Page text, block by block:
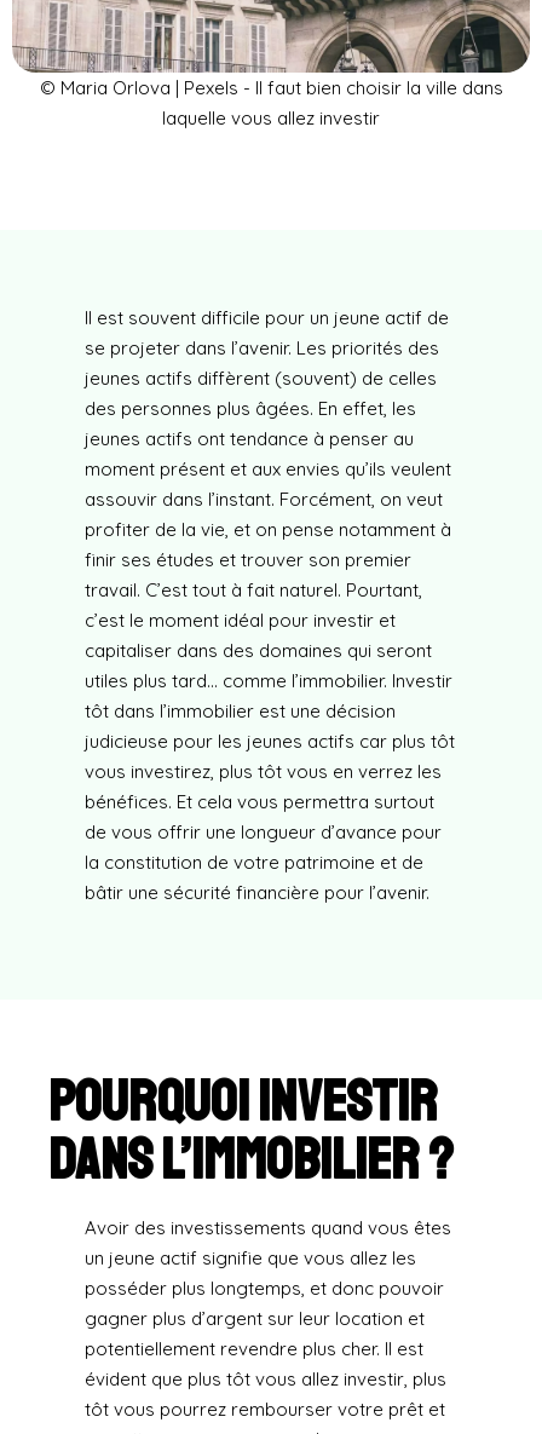
© Maria Orlova | Pexels - Il faut bien choisir la ville dans
laquelle vous allez investir
Il est souvent difficile pour un jeune actif de
se projeter dans l’avenir. Les priorités des
jeunes actifs diffèrent (souvent) de celles
des personnes plus âgées. En effet, les
jeunes actifs ont tendance à penser au
moment présent et aux envies qu’ils veulent
assouvir dans l’instant. Forcément, on veut
profiter de la vie, et on pense notamment à
finir ses études et trouver son premier
travail. C’est tout à fait naturel. Pourtant,
c’est le moment idéal pour investir et
capitaliser dans des domaines qui seront
utiles plus tard… comme l’immobilier. Investir
tôt dans l’immobilier est une décision
judicieuse pour les jeunes actifs car plus tôt
vous investirez, plus tôt vous en verrez les
bénéfices. Et cela vous permettra surtout
de vous offrir une longueur d’avance pour
la constitution de votre patrimoine et de
bâtir une sécurité financière pour l’avenir.
Pourquoi investir
dans l’immobilier ?
Avoir des investissements quand vous êtes
un jeune actif signifie que vous allez les
posséder plus longtemps, et donc pouvoir
gagner plus d’argent sur leur location et
potentiellement revendre plus cher. Il est
évident que plus tôt vous allez investir, plus
tôt vous pourrez rembourser votre prêt et